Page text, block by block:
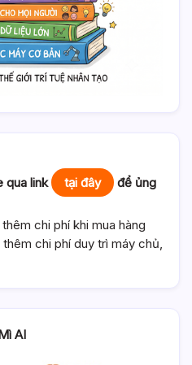
qua link tại đây
để ủng
chi phí khi mua hàng
chi phí duy trì máy chủ,
AI